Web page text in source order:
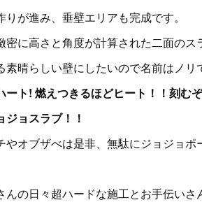
りが進み、垂壁エリアも完成です。
密に高さと角度が計算された二面のス
素晴らしい壁にしたいので名前はノ
ート! 燃えつきるほどヒート！！刻む
ジョスラブ！！
やオブザべは是非、無駄にジョジョ
んの日々超ハードな施工とお手伝い